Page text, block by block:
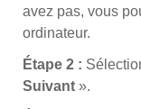
avez pas, vous
ordinateur.
Étape 2 :
Suivant ».